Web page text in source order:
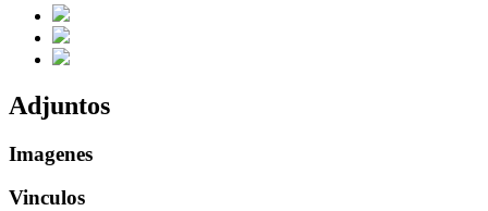
Adjuntos
Imagenes
Vinculos